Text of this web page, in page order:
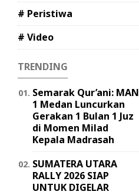
# Peristiwa
# Video
TRENDING
Semarak Qur’ani: MAN
1 Medan Luncurkan
Gerakan 1 Bulan 1 Juz
di Momen Milad
Kepala Madrasah
SUMATERA UTARA
RALLY 2026 SIAP
UNTUK DIGELAR